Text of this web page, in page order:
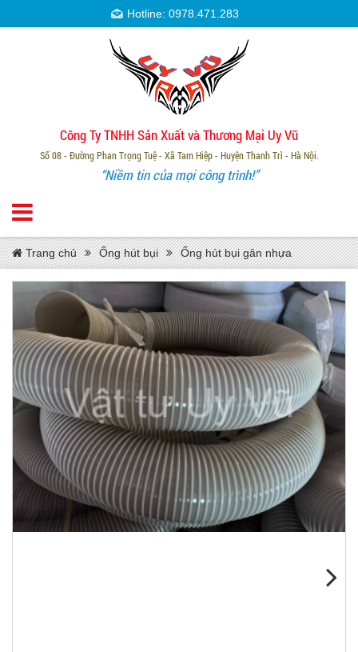
Hotline: 0978.471.283
Công Ty TNHH Sản Xuất và Thương Mại Uy Vũ
Số 08 - Đường Phan Trọng Tuệ - Xã Tam Hiệp - Huyện Thanh Trì - Hà Nội.
“Niềm tin của mọi công trình!”
Trang chủ Ống hút bụi Ống hút bụi gân nhựa